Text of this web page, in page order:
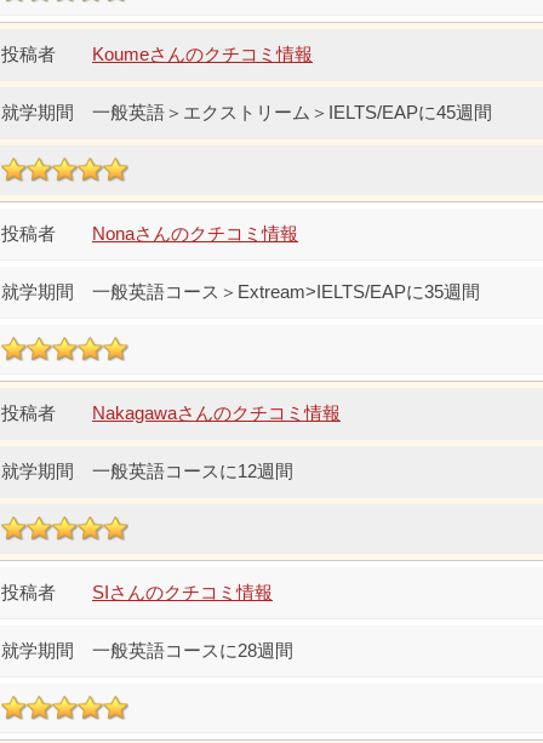
Koumeさんのクチコミ情報
一般英語＞エクストリーム＞IELTS/EAPに45週間
Nonaさんのクチコミ情報
一般英語コース＞Extream>IELTS/EAPに35週間
Nakagawaさんのクチコミ情報
一般英語コースに12週間
SIさんのクチコミ情報
一般英語コースに28週間